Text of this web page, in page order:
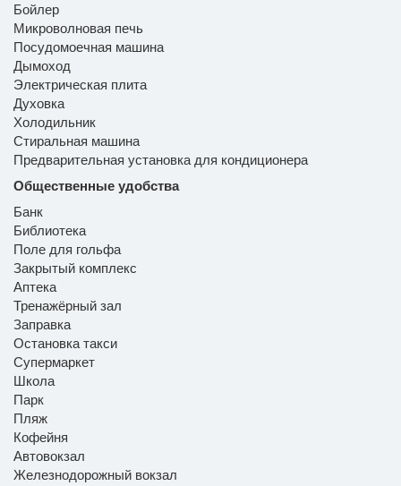
Бойлер
Микроволновая печь
Посудомоечная машина
Дымоход
Электрическая плита
Духовка
Холодильник
Стиральная машина
Предварительная установка для кондиционера
Общественные удобства
Банк
Библиотека
Поле для гольфа
Закрытый комплекс
Аптека
Тренажёрный зал
Заправка
Остановка такси
Супермаркет
Школа
Парк
Пляж
Кофейня
Автовокзал
Железнодорожный вокзал